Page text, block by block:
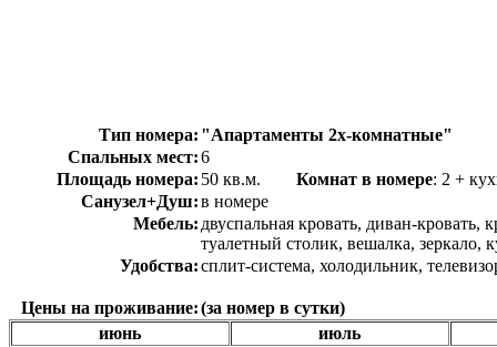
Тип номера: "Апартаменты 2х-комнатные"
Спальных мест:6
Площадь номера: 50 кв.м. Комнат в номере: 2 +
Санузел+Душ:в номере
Мебель: двуспальная кровать, диван-
туалетный столик, вешалка, зеркало,
Удобства:сплит-система, холодильник,
Цены на проживание:(за номер в сутки)
июнь
июль